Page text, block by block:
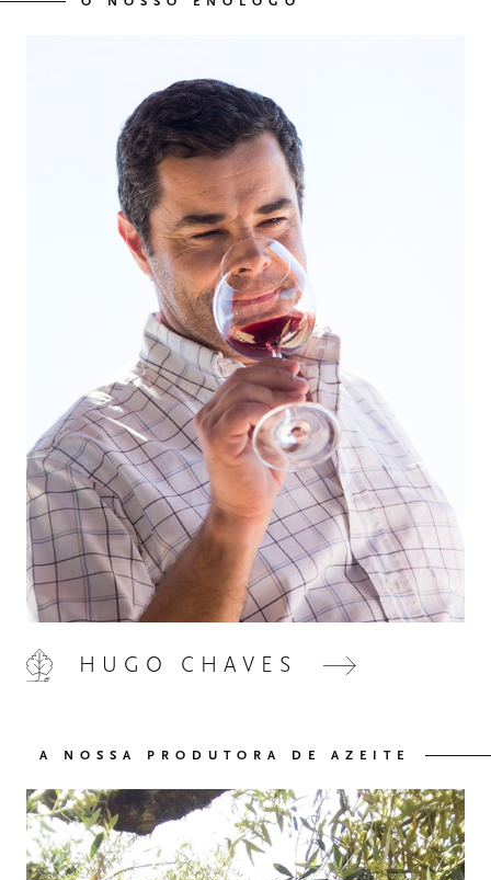
03 OS NOSSOS VINHOS
HUGO CHAVES
A NOSSA PRODUTORA DE AZEITE